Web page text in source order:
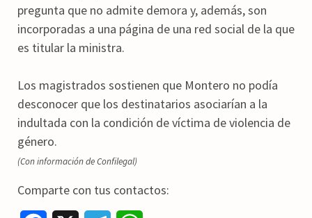
pregunta que no admite demora y, además, son
incorporadas a una página de una red social de la que
es titular la ministra.
Los magistrados sostienen que Montero no podía
desconocer que los destinatarios asociarían a la
indultada con la condición de víctima de violencia de
género.
(Con información de Confilegal)
Comparte con tus contactos: